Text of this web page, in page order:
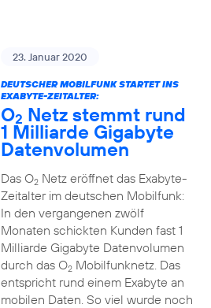
23. Januar 2020
DEUTSCHER MOBILFUNK STARTET INS
EXABYTE-ZEITALTER:
O2 Netz stemmt rund
1 Milliarde Gigabyte
Datenvolumen
Das O2Netz eröffnet das Exabyte-
Zeitalter im deutschen Mobilfunk:
In den vergangenen zwölf
Monaten schickten Kunden fast 1
Milliarde Gigabyte Datenvolumen
durch das O2Mobilfunknetz. Das
entspricht rund einem Exabyte an
mobilen Daten. So viel wurde noch